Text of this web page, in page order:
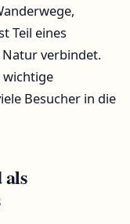
Teil eines
verbindet.
wichtige
Besucher in die